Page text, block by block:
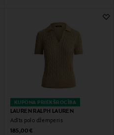
KUPONA PRIEKŠROCĪBA
LAUREN RALPH LAUREN
Adīts polo džemperis
Original Price
185,00 €